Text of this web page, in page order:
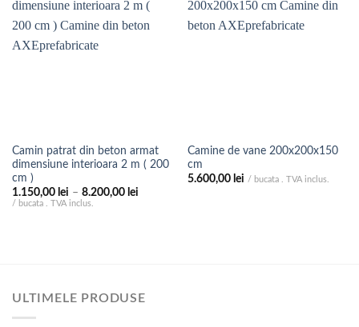
Camin patrat din beton armat
dimensiune interioara 2 m ( 200
cm )
1.150,00 lei – 8.200,00 leiInterval
/ bucata . TVA inclus.
Camine de vane 200x200x150
cm
5.600,00 lei / bucata . TVA inclus.
ULTIMELE PRODUSE